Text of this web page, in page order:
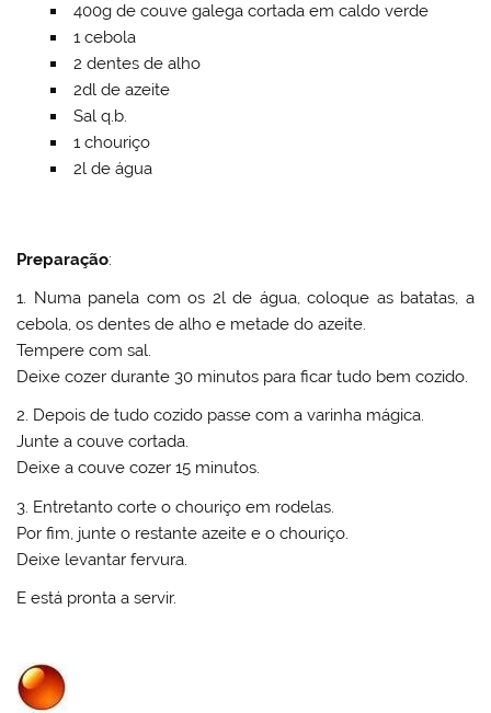
400g de couve galega cortada em caldo verde
1 cebola
2 dentes de alho
2dl de azeite
Sal q.b.
1 chouriço
2l de água
Preparação:
1. Numa panela com os 2l de água, coloque as batatas, a
cebola, os dentes de alho e metade do azeite.
Tempere com sal.
Deixe cozer durante 30 minutos para ficar tudo bem cozido.
2. Depois de tudo cozido passe com a varinha mágica.
Junte a couve cortada.
Deixe a couve cozer 15 minutos.
3. Entretanto corte o chouriço em rodelas.
Por fim, junte o restante azeite e o chouriço.
Deixe levantar fervura.
E está pronta a servir.